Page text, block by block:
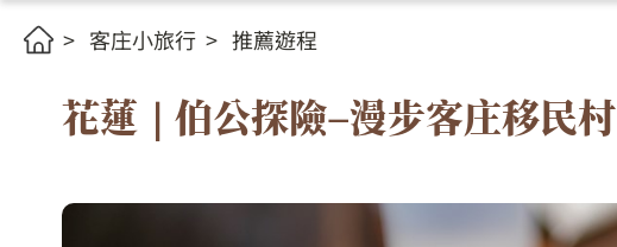
客庄小旅行 推薦遊程
花蓮｜伯公探險–漫步客庄移民村